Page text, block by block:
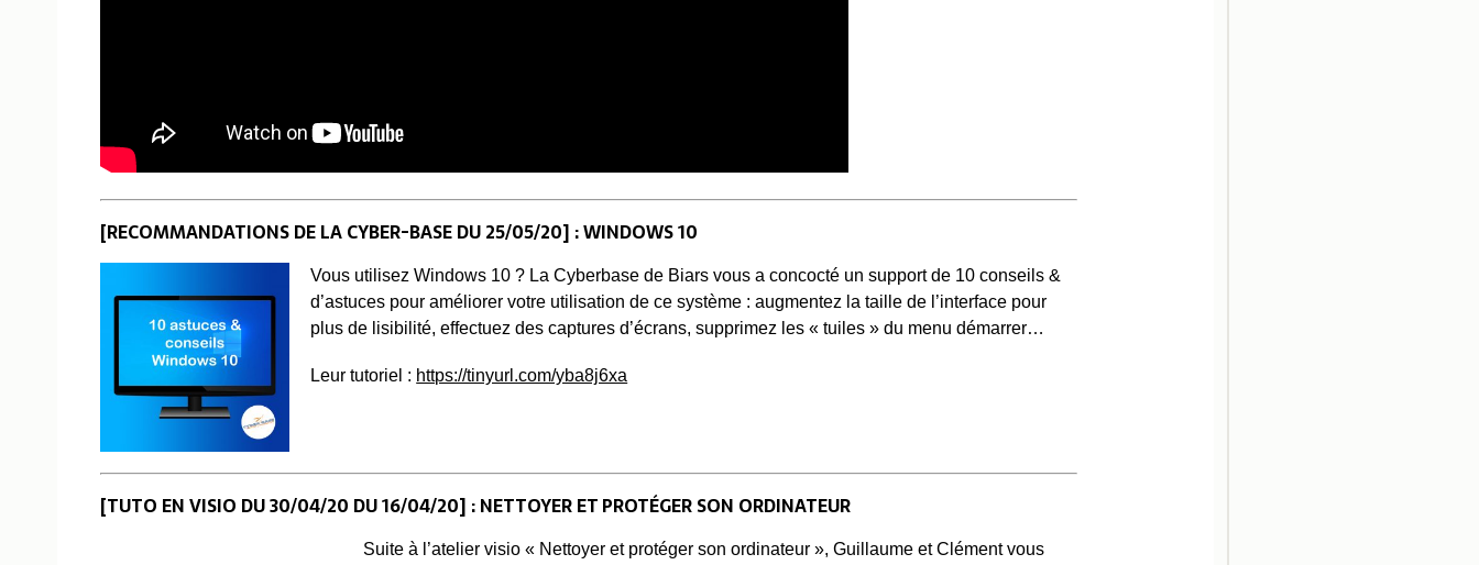
[RECOMMANDATIONS DE LA CYBER-BASE DU 25/05/20] : WINDOWS 10
Vous utilisez Windows 10 ? La Cyberbase de Biars vous a concocté un support de 10 conseils &
d’astuces pour améliorer votre utilisation de ce système :​ augmentez la taille de l’interface pour
plus de lisibilité, effectuez des captures d’écrans, supprimez les « tuiles » du menu démarrer…
Leur tutoriel : https://tinyurl.com/yba8j6xa
[TUTO EN VISIO DU 30/04/20 DU 16/04/20] : NETTOYER ET PROTÉGER SON ORDINATEUR
Suite à l’atelier visio « Nettoyer et protéger son ordinateur », Guillaume et Clément vous